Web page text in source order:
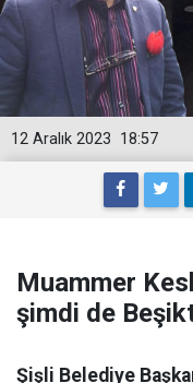
18:57
12 Aralık 2023
Muammer
şimdi de
Şişli Belediye